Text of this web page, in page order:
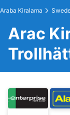
Araba Kiralama
Arac